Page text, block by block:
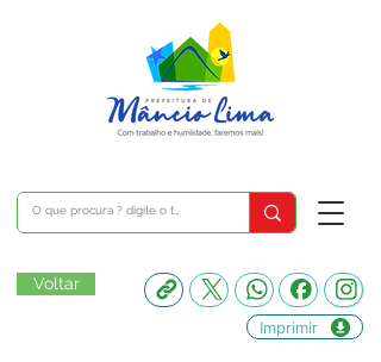
Voltar
Imprimir